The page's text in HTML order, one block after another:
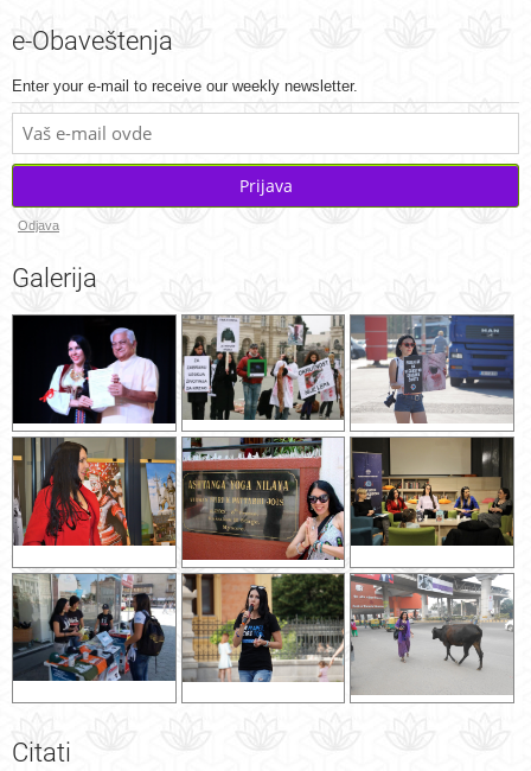
e-Obaveštenja
Enter your e-mail to receive our weekly newsletter.
Prijava
Odjava
Galerija
Citati